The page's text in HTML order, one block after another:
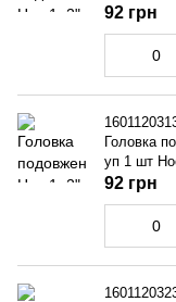
92 грн
Головка
уп 1 шт
92 грн